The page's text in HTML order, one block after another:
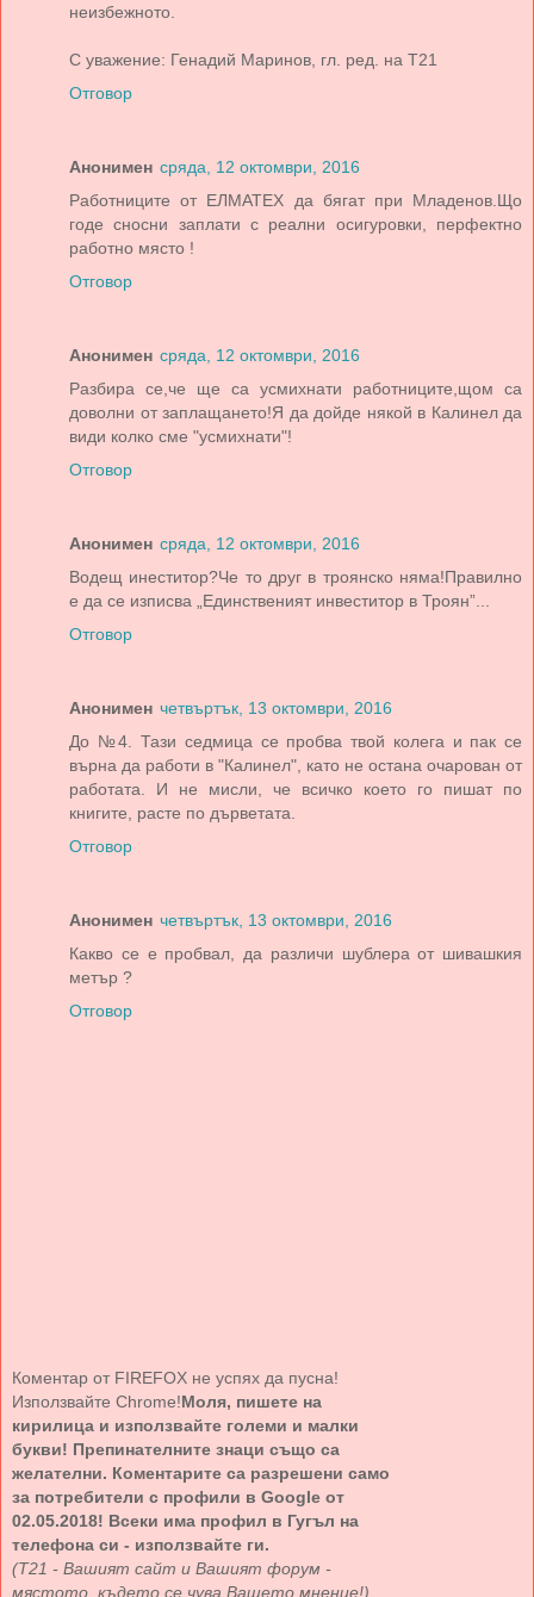
неизбежното.
С уважение: Генадий Маринов, гл. ред. на Т21
Отговор
Анонимен сряда, 12 октомври, 2016
Работниците от ЕЛМАТЕХ да бягат при Младенов.Що
годе сносни заплати с реални осигуровки, перфектно
работно място !
Отговор
Анонимен сряда, 12 октомври, 2016
Разбира се,че ще са усмихнати работниците,щом са
доволни от заплащането!Я да дойде някой в Калинел да
види колко сме "усмихнати"!
Отговор
Анонимен сряда, 12 октомври, 2016
Водещ инеститор?Че то друг в троянско няма!Правилно
е да се изписва „Единственият инвеститор в Троян”...
Отговор
Анонимен четвъртък, 13 октомври, 2016
До №4. Тази седмица се пробва твой колега и пак се
върна да работи в "Калинел", като не остана очарован от
работата. И не мисли, че всичко което го пишат по
книгите, расте по дърветата.
Отговор
Анонимен четвъртък, 13 октомври, 2016
Какво се е пробвал, да различи шублера от шивашкия
метър ?
Отговор
Коментар от FIREFOX не успях да пусна!
Използвайте Chrome!Моля, пишете на
кирилица и използвайте големи и малки
букви! Препинателните знаци също са
желателни. Коментарите са разрешени само
за потребители с профили в Google от
02.05.2018! Всеки има профил в Гугъл на
телефона си - използвайте ги.
(Т21 - Вашият сайт и Вашият форум -
мястото, където се чува Вашето мнение!)